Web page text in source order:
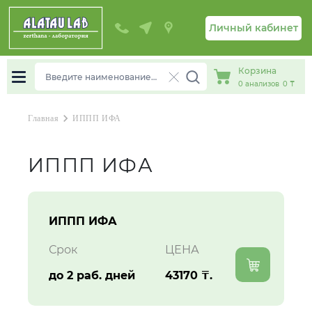
Личный кабинет
Корзина
0 анализов 0 ₸
Главная chevron_right ИППП ИФА
ИППП ИФА
ИППП ИФА
Срок
до 2 раб. дней
ЦЕНА
43170 ₸.
Жезказган
Жетысай
К
Каскелен
Костанай
Лисаковск